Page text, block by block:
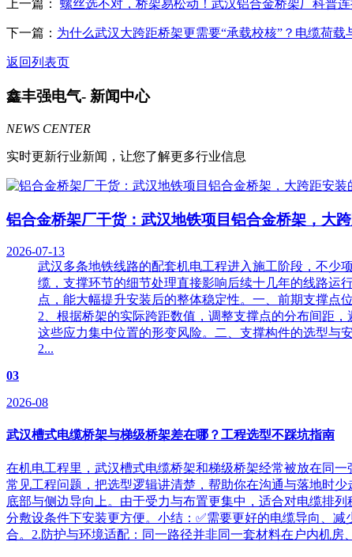
上一篇： 螺丝选不对，桥架易松动！武汉铝合金桥架厂科普
下一篇： 为什么武汉大跨距桥架更需要“承载校核”？电缆荷载
返回列表页
鑫丰强电气- 新闻中心
NEWS CENTER
实时更新行业新闻，让您了解更多行业信息
铝合金桥架厂干货：武汉地铁项目铝合金桥架，大
2026-07-13
武汉多条地铁线路的配套机电工程进入施工阶段，不少
缆，支撑环节的细节处理直接影响后续十几年的线路运
点，能大幅提升安装后的整体稳定性。一、前期支撑点
2、根据桥架的实际跨距数值，调整支撑点的分布间距
这些应力集中位置的形变风险。二、支撑构件的选型与
2...
03
2026-08
武汉槽式电缆桥架与梯级桥架差在哪？工程选型不踩坑指南
在机电工程里，武汉槽式电缆桥架和梯级桥架经常被放在同
常见工程问题，把选型逻辑讲清楚，帮助你在沟通与落地时
底部与侧边导向上。由于受力与布置更集中，适合对电缆排
分敷设条件下安装更方便。小结：✅需要更好的电缆导向、
合。2.防护与环境适配：同一路径并非同一套材料在户内机